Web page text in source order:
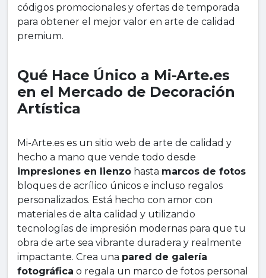
códigos promocionales y ofertas de temporada
para obtener el mejor valor en arte de calidad
premium.
Qué Hace Único a Mi-Arte.es
en el Mercado de Decoración
Artística
Mi-Arte.es es un sitio web de arte de calidad y
hecho a mano que vende todo desde
impresiones en lienzo hasta marcos de fotos
bloques de acrílico únicos e incluso regalos
personalizados. Está hecho con amor con
materiales de alta calidad y utilizando
tecnologías de impresión modernas para que tu
obra de arte sea vibrante duradera y realmente
impactante. Crea una pared de galería
fotográfica o regala un marco de fotos personal